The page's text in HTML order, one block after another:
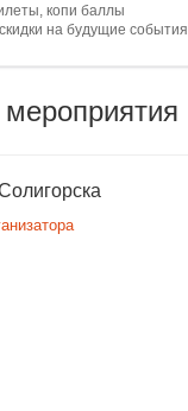
копи баллы
на будущие события